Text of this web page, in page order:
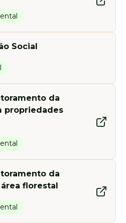
Social
da
propriedades
da
florestal